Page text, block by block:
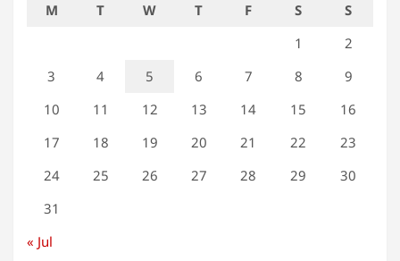
M
T W T F S
S
1
2
3
4 5 6 7 8
9
10
11 12 13 14 15
16
17
18 19 20 21 22
23
24
25 26 27 28 29
30
31
« Jul